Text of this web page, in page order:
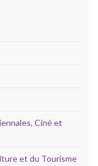
Ciné et
et du Tourisme